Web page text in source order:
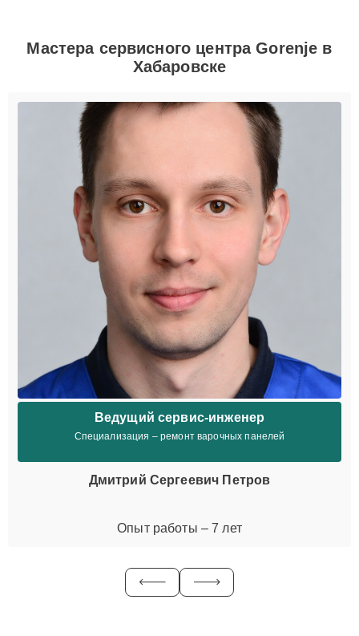
Мастера сервисного центра Gorenje в
Хабаровске
Ведущий сервис-инженер
Специализация – ремонт варочных панелей
Дмитрий Сергеевич Петров
Опыт работы – 7 лет